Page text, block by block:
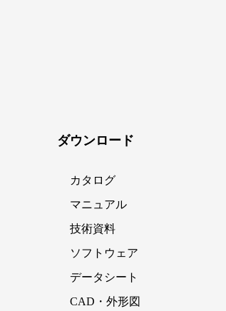
ダウンロード
カタログ
マニュアル
技術資料
ソフトウェア
データシート
CAD・外形図